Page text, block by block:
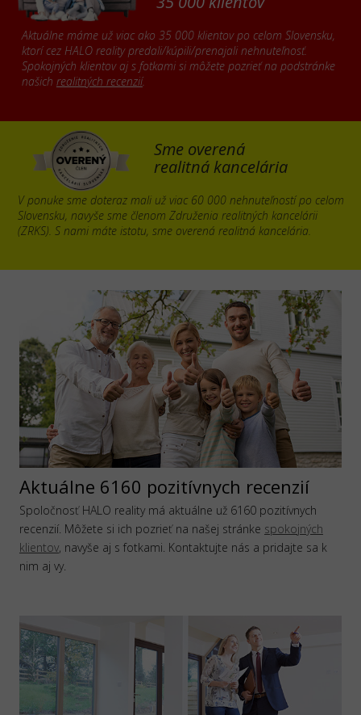
Aktuálne máme už viac ako 35 000 klientov po celom Slovensku,
ktorí cez HALO reality predali/kúpili/prenajali nehnuteľnosť.
Spokojných klientov aj s fotkami si môžete pozrieť na podstránke
našich realitných recenzií.
Sme overená
realitná kancelária
V ponuke sme doteraz mali už viac 60 000 nehnuteľností po celom
Slovensku, navyše sme členom Združenia realitných kancelárii
(ZRKS). S nami máte istotu, sme overená realitná kancelária.
Aktuálne 6160 pozitívnych recenzií
Spoločnosť HALO reality má aktuálne už 6160 pozitívnych
recenzií. Môžete si ich pozrieť na našej stránke spokojných
klientov, navyše aj s fotkami. Kontaktujte nás a pridajte sa k
nim aj vy.